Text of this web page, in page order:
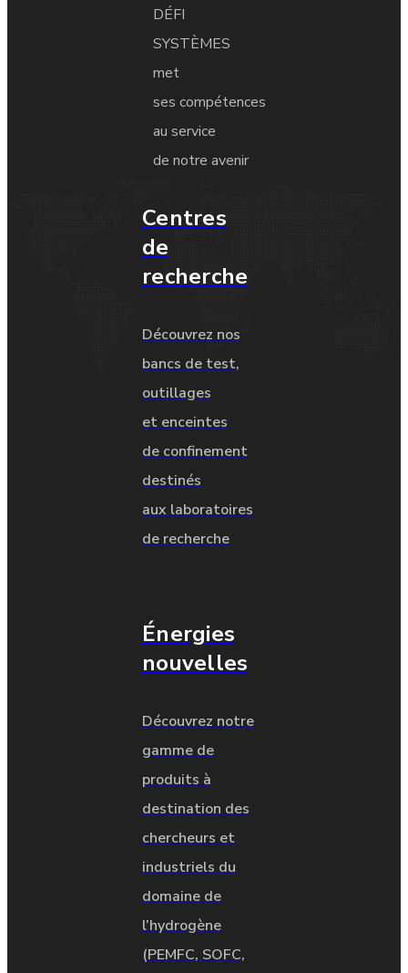
DÉFI
SYSTÈMES
met
ses compétences
au service
de notre avenir
Centres
de
recherche
Découvrez nos
bancs de test,
outillages
et enceintes
de confinement
destinés
aux laboratoires
de recherche
Énergies
nouvelles
Découvrez notre
gamme de
produits à
destination des
chercheurs et
industriels du
domaine de
l’hydrogène
(PEMFC, SOFC,